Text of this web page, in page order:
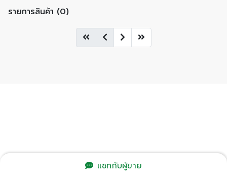
รายการสินค้า (0)
แชทกับผู้ขาย